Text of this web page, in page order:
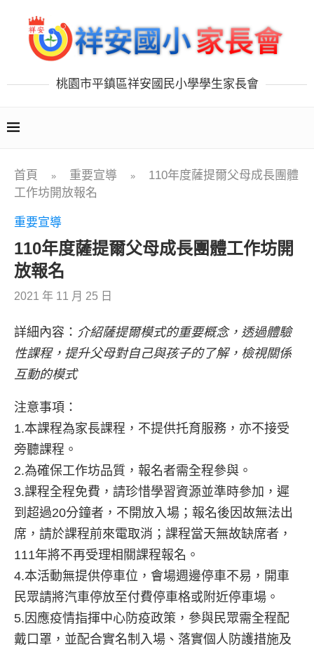
桃園市平鎮區祥安國民小學學生家長會
首頁 » 重要宣導 »
110年度薩提爾父母成長團體
工作坊開放報名
重要宣導
110年度薩提爾父母成長團體工作坊開
放報名
2021 年 11 月 25 日
詳細內容： 介紹薩提爾模式的重要概念，透過體驗
性課程，提升父母對自己與孩子的了解，檢視關係
互動的模式
注意事項：
1.本課程為家長課程，不提供托育服務，亦不接受
旁聽課程。
2.為確保工作坊品質，報名者需全程參與。
3.課程全程免費，請珍惜學習資源並準時參加，遲
到超過20分鐘者，不開放入場；報名後因故無法出
席，請於課程前來電取消；課程當天無故缺席者，
111年將不再受理相關課程報名。
4.本活動無提供停車位，會場週邊停車不易，開車
民眾請將汽車停放至付費停車格或附近停車場。
5.因應疫情指揮中心防疫政策，參與民眾需全程配
戴口罩，並配合實名制入場、落實個人防護措施及